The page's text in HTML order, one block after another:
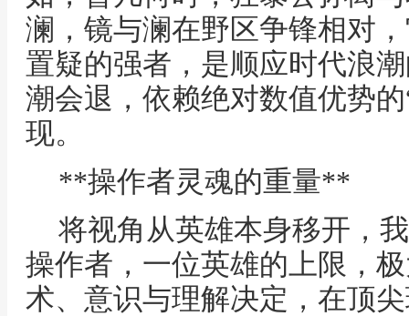
澜，镜与澜在野区争锋相对
置疑的强者，是顺应时代浪
潮会退，依赖绝对数值优势
现。
**操作者灵魂的重量**
将视角从英雄本身移开，
操作者，一位英雄的上限，
术、意识与理解决定，在顶